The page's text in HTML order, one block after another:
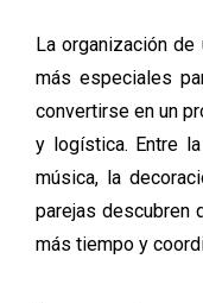
La organización
más especiales
convertirse en un
y logística. Entre
música, la
parejas descubren
más tiempo y